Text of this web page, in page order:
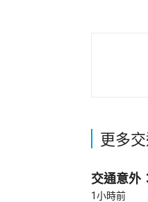
更多
交通意外
1小時前